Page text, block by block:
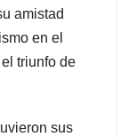
amistad
en el
triunfo de
sus